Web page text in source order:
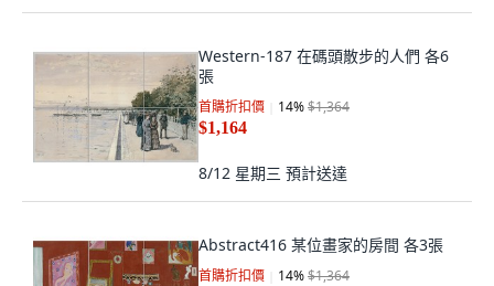
Western-187 在碼頭散步的人們 各6
張
首購折扣價 14%$1,364
$1,164
8/12 星期三 預計送達
Abstract416 某位畫家的房間 各3張
首購折扣價 14%$1,364